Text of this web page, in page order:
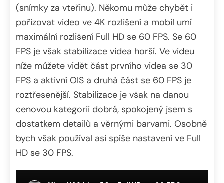
(snímky za vteřinu). Někomu může chybět i
pořizovat video ve 4K rozlišení a mobil umí
maximální rozlišení Full HD se 60 FPS. Se 60
FPS je však stabilizace videa horší. Ve videu
níže můžete vidět část prvního videa se 30
FPS a aktivní OIS a druhá část se 60 FPS je
roztřesenější. Stabilizace je však na danou
cenovou kategorii dobrá, spokojený jsem s
dostatkem detailů a věrnými barvami. Osobně
bych však používal asi spíše nastavení ve Full
HD se 30 FPS.